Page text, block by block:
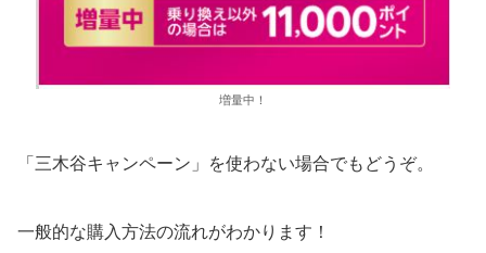
増量中！
「三木谷キャンペーン」を使わない場合でもどうぞ。
一般的な購入方法の流れがわかります！